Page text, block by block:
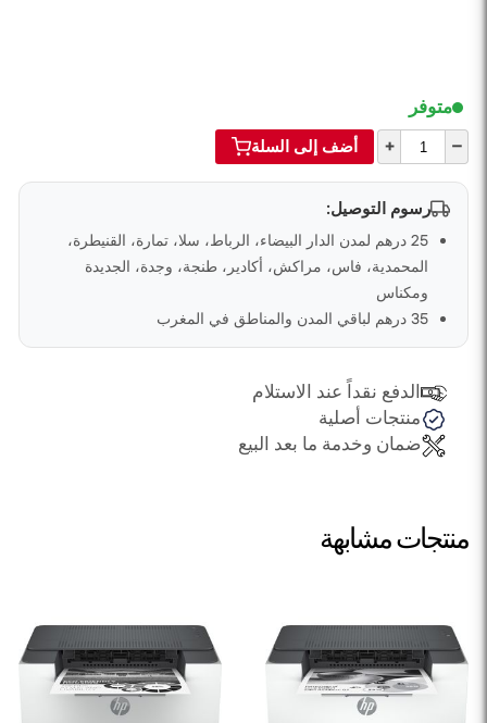
متوفر
–
+ أضف إلى السلة
رسوم التوصيل:
25 درهم لمدن الدار البيضاء، الرباط، سلا، تمارة، القنيطرة،
المحمدية، فاس، مراكش، أكادير، طنجة، وجدة، الجديدة
ومكناس
35 درهم لباقي المدن والمناطق في المغرب
الدفع نقداً عند الاستلام
منتجات أصلية
ضمان وخدمة ما بعد البيع
منتجات مشابهة